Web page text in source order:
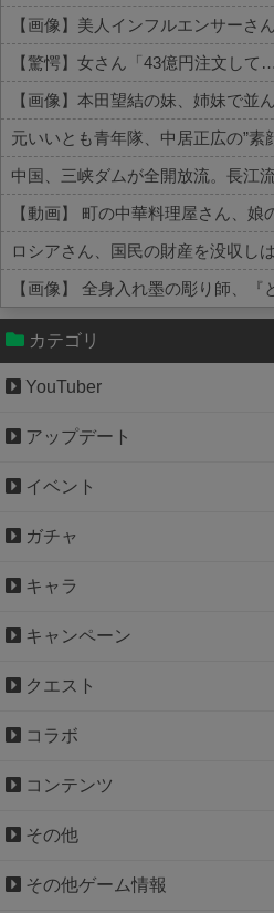
元いいとも青年隊、中居正広の”素
中国、三峡ダムが全開放流。長江
ロシアさん、国民の財産を没収し
Powered by livedoor 相互RSS
カテゴリ
YouTuber
アップデート
イベント
ガチャ
キャラ
キャンペーン
クエスト
コラボ
コンテンツ
その他
その他ゲーム情報